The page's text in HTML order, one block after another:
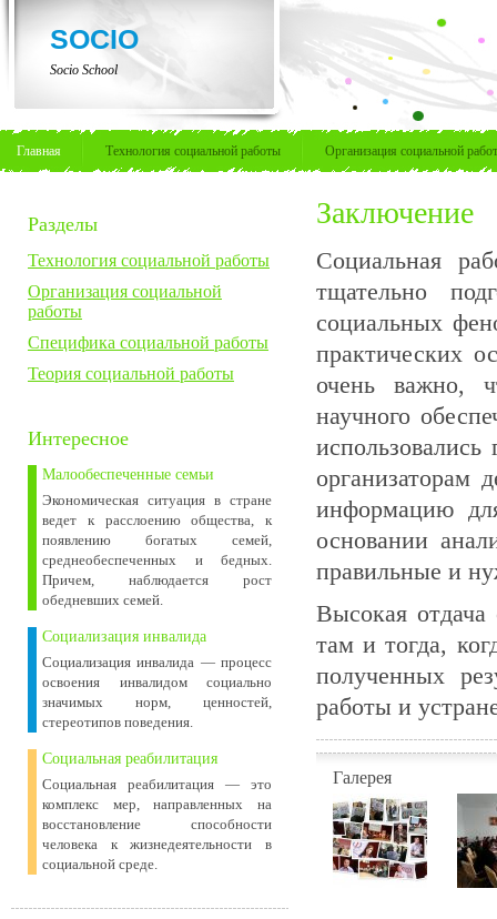
SOCIO
Socio School
Главная Технология социальной работы Организация социальной
Разделы
Технология социальной работы
Организация социальной
работы
Специфика социальной работы
Теория социальной работы
Интересное
Малообеспеченные семьи
Экономическая ситуация в стране
ведет к расслоению общества, к
появлению богатых семей,
среднеобеспеченных и бедных.
Причем, наблюдается рост
обедневших семей.
Социализация инвалида
Социализация инвалида — процесс
освоения инвалидом социально
значимых норм, ценностей,
стереотипов поведения.
Социальная реабилитация
Социальная реабилитация — это
комплекс мер, направленных на
восстановление способности
человека к жизнедеятельности в
социальной среде.
Заключение
Социальная
тщательно
социальных
практических
очень важно,
научного
организаторам
информацию
основании
правильные и
Высокая отдача
там и тогда,
полученных
работы и
Галерея